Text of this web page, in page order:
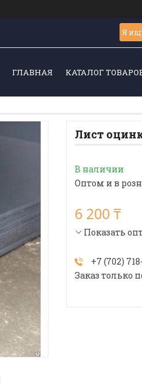
ГЛАВНАЯ КАТАЛОГ
Лист
В наличии
Оптом и в
6 200 ₸
Показать
+7 (702)
Заказ только